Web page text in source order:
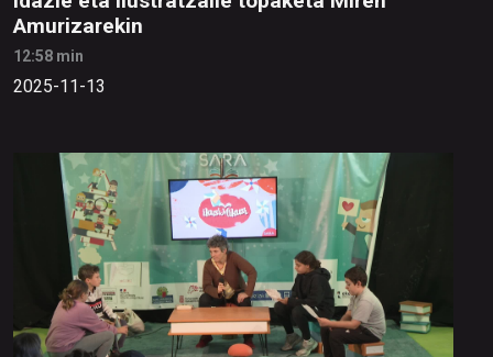
Amurizarekin
12:58 min
2025-11-13